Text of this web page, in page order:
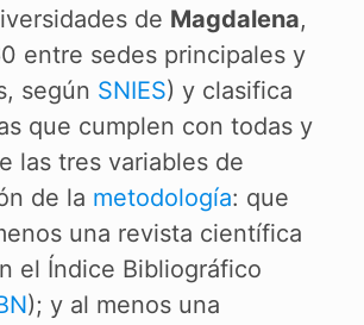
de Magdalena,
entre sedes principales y
según SNIES) y clasifica
que cumplen con todas y
las tres variables de
de la metodología: que
una revista científica
el Índice Bibliográfico
); y al menos una